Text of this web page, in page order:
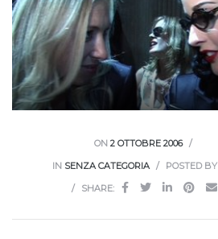
ON 2 OTTOBRE 2006
IN SENZA CATEGORIA POSTED BY
SHARE: